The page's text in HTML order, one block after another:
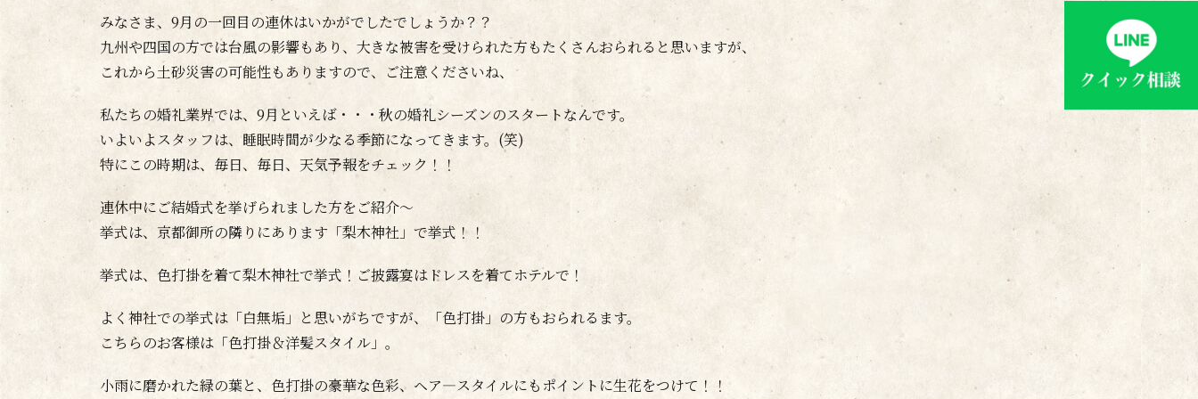
みなさま、9月の一回目の連休はいかがでしたでしょうか？？
九州や四国の方では台風の影響もあり、大きな被害を受けられた方もたくさんおられると思いますが、
これから土砂災害の可能性もありますので、ご注意くださいね、
私たちの婚礼業界では、9月といえば・・・秋の婚礼シーズンのスタートなんです。
いよいよスタッフは、睡眠時間が少なる季節になってきます。(笑)
特にこの時期は、毎日、毎日、天気予報をチェック！！
連休中にご結婚式を挙げられました方をご紹介～
挙式は、京都御所の隣りにあります「梨木神社」で挙式！！
挙式は、色打掛を着て梨木神社で挙式！ご披露宴はドレスを着てホテルで！
よく神社での挙式は「白無垢」と思いがちですが、「色打掛」の方もおられるます。
こちらのお客様は「色打掛＆洋髪スタイル」。
小雨に磨かれた緑の葉と、色打掛の豪華な色彩、ヘア―スタイルにもポイントに生花をつけて！！